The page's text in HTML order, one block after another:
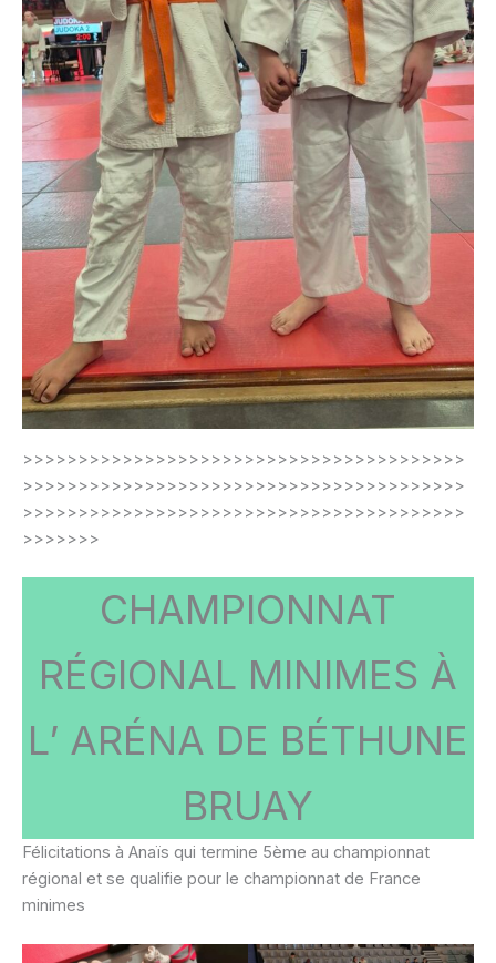
>>>>>>>>>>>>>>>>>>>>>>>>>>>>>>>>>>>>>>>>
>>>>>>>>>>>>>>>>>>>>>>>>>>>>>>>>>>>>>>>>
>>>>>>>>>>>>>>>>>>>>>>>>>>>>>>>>>>>>>>>>
>>>>>>>
CHAMPIONNAT
RÉGIONAL MINIMES À
L’ ARÉNA DE BÉTHUNE
BRUAY
Félicitations à Anaïs qui termine 5ème au championnat
régional et se qualifie pour le championnat de France
minimes